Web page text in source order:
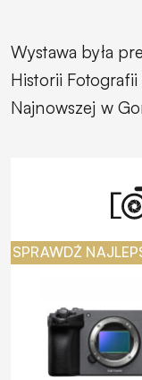
Wystawa była
Historii
Najnowszej w
SPRAWDŹ